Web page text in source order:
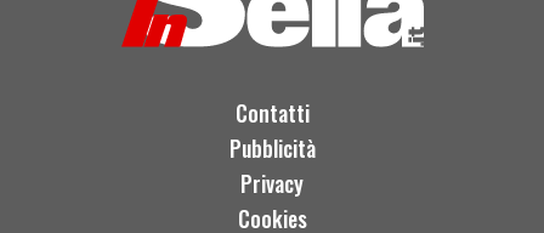
Contatti
Pubblicità
Privacy
Cookies